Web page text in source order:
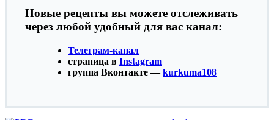
Новые рецепты вы можете отслеживать
через любой удобный для вас канал:
Телеграм-канал
страница в Instagram
группа Вконтакте —kurkuma108